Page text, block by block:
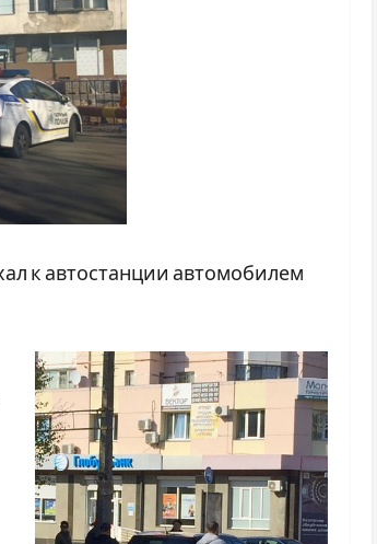
к автостанции автомобилем